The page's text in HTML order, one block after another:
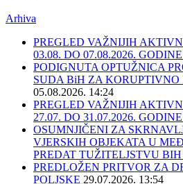
Arhiva
PREGLED VAŽNIJIH
03.08. DO 07.08.2026. GODINE
PODIGNUTA OPTUŽNICA
SUDA BiH ZA
05.08.2026. 14:24
PREGLED VAŽNIJIH
27.07. DO 31.07.2026. GODINE
OSUMNJIČENI ZA
VJERSKIH OBJEKATA U
PREDAT TUŽITELJSTVU BIH
PREDLOŽEN PRITVOR ZA
POLJSKE 29.07.2026. 13:54